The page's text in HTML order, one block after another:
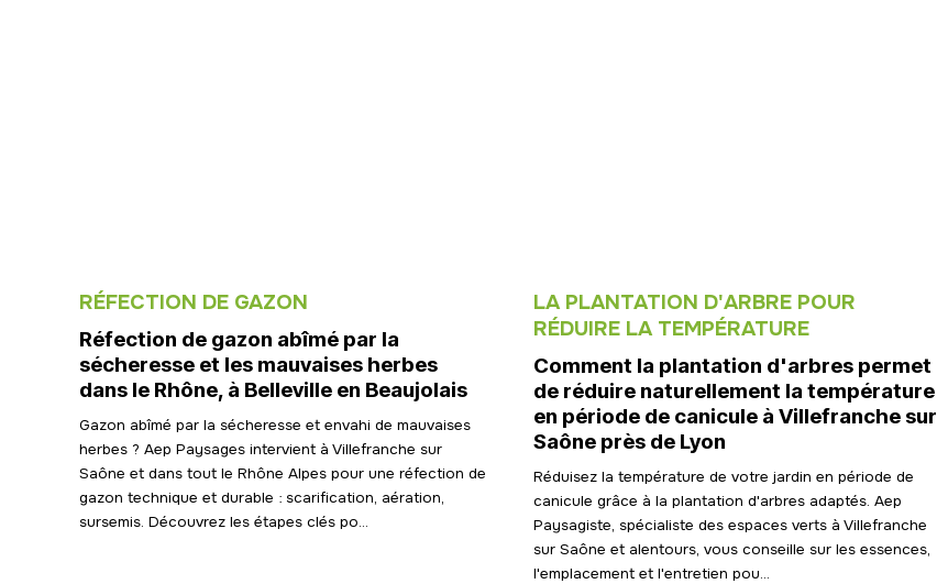
RÉFECTION DE GAZON
Réfection de gazon abîmé par la
sécheresse et les mauvaises herbes
dans le Rhône, à Belleville en Beaujolais
Gazon abîmé par la sécheresse et envahi de mauvaises
herbes ? Aep Paysages intervient à Villefranche sur
Saône et dans tout le Rhône Alpes pour une réfection de
gazon technique et durable : scarification, aération,
sursemis. Découvrez les étapes clés po...
LA PLANTATION D'ARBRE POUR
RÉDUIRE LA TEMPÉRATURE
Comment la plantation d'arbres permet
de réduire naturellement la température
en période de canicule à Villefranche sur
Saône près de Lyon
Réduisez la température de votre jardin en période de
canicule grâce à la plantation d'arbres adaptés. Aep
Paysagiste, spécialiste des espaces verts à Villefranche
sur Saône et alentours, vous conseille sur les essences,
l'emplacement et l'entretien pou...